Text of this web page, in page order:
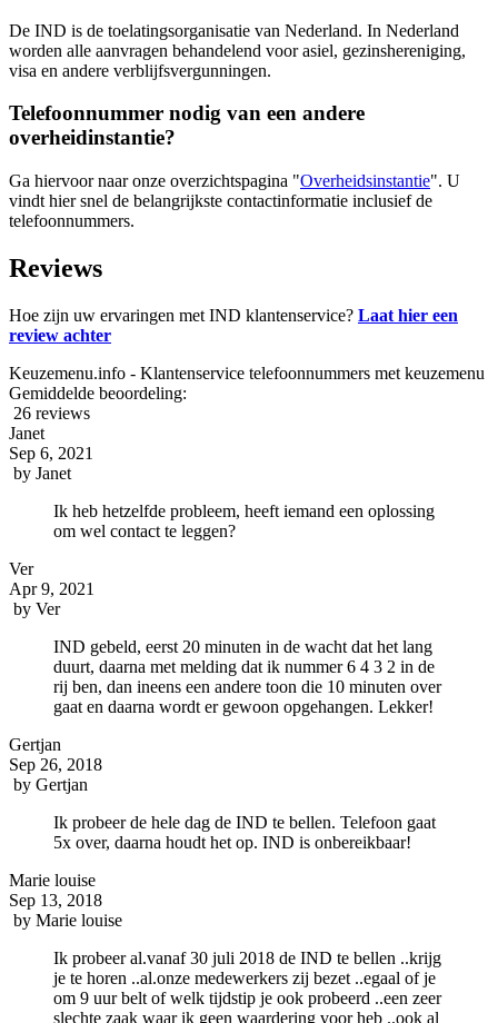
De IND is de toelatingsorganisatie van Nederland. In Nederland
worden alle aanvragen behandelend voor asiel, gezinshereniging,
visa en andere verblijfsvergunningen.
Telefoonnummer nodig van een andere
overheidinstantie?
Ga hiervoor naar onze overzichtspagina "Overheidsinstantie". U
vindt hier snel de belangrijkste contactinformatie inclusief de
telefoonnummers.
Reviews
Hoe zijn uw ervaringen met IND klantenservice? Laat hier een
review achter
Keuzemenu.info - Klantenservice telefoonnummers met keuzemenu
Gemiddelde beoordeling:
26 reviews
Janet
Sep 6, 2021
by Janet
Ik heb hetzelfde probleem, heeft iemand een oplossing
om wel contact te leggen?
Ver
Apr 9, 2021
by Ver
IND gebeld, eerst 20 minuten in de wacht dat het lang
duurt, daarna met melding dat ik nummer 6 4 3 2 in de
rij ben, dan ineens een andere toon die 10 minuten over
gaat en daarna wordt er gewoon opgehangen. Lekker!
Gertjan
Sep 26, 2018
by Gertjan
Ik probeer de hele dag de IND te bellen. Telefoon gaat
5x over, daarna houdt het op. IND is onbereikbaar!
Marie louise
Sep 13, 2018
by Marie louise
Ik probeer al.vanaf 30 juli 2018 de IND te bellen ..krijg
je te horen ..al.onze medewerkers zij bezet ..egaal of je
om 9 uur belt of welk tijdstip je ook probeerd ..een zeer
slechte zaak waar ik geen waardering voor heb ..ook al